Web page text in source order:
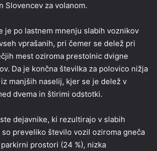
Slovencev za volanom.
je po lastnem mnenju slabih voznikov
vprašanih, pri čemer se delež pri
mest oziroma prestolnic dvigne
Da je končna številka za polovico nižja
manjših naselij, kjer se je delež v
dvema in štirimi odstotki.
dejavnike, ki rezultirajo v slabih
preveliko število vozil oziroma gneča
prostori (24 %), nizka